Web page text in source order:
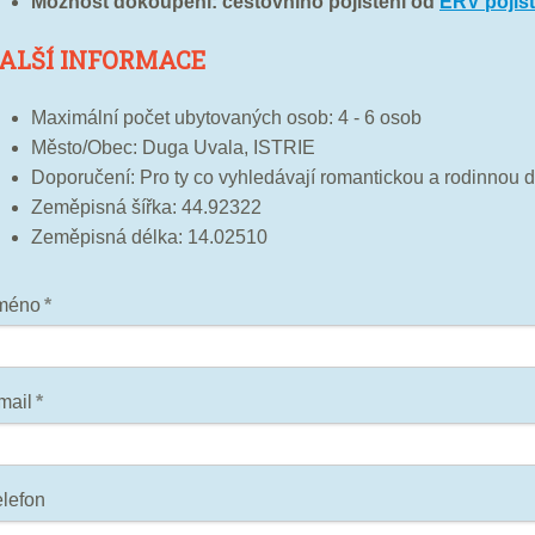
INFORMACE
Maximální počet ubytovaných osob: 4 - 6 osob
Město/Obec: Duga Uvala, ISTRIE
Doporučení: Pro ty co vyhledávají romantickou a rodinnou
Zeměpisná šířka: 44.92322
Zeměpisná délka: 14.02510
*
*